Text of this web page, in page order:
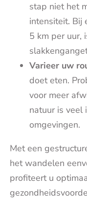
stap niet het
intensiteit. Bij
5 km per uur,
Varieer uw
doet eten.
voor meer
natuur is veel
omgevingen.
Met een
het wandelen
profiteert u